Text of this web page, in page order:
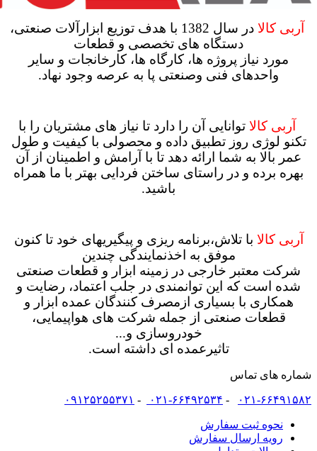
آربی کالا
در سال 1382 با هدف توزیع ابزارآلات صنعتی،
دستگاه های تخصصی و قطعات
مورد نیاز پروژه ها، کارگاه ها، کارخانجات و سایر
واحدهای فنی وصنعتی پا به عرصه وجود نهاد.
آربی کالاتوانایی آن را دارد تا نیاز های مشتریان را با
تکنو لوژی روز تطبیق داده و محصولی با کیفیت و طول
عمر بالا به شما ارائه دهد تا با آرامش و اطمینان از آن
بهره برده و در راستای ساختن فردایی بهتر با ما همراه
باشید.
آربی کالا با تلاش،برنامه ریزی و پیگیریهای خود تا کنون
موفق به اخذنمایندگی چندین
شرکت معتبر خارجی در زمینه ابزار و قطعات صنعتی
شده است که این توانمندی در جلب اعتماد، رضایت و
همکاری با بسیاری ازمصرف کنندگان عمده ابزار و
قطعات صنعتی از جمله شرکت های هواپیمایی،
خودروسازی و...
تاثیرعمده ای داشته است.
شماره های تماس
۰۲۱-۶۶۴۹۱۵۸۲ - ۰۲۱-۶۶۴۹۲۵۳۴ - ۰۹۱۲۵۲۵۵۳۷۱
نحوه ثبت سفارش
رویه ارسال سفارش